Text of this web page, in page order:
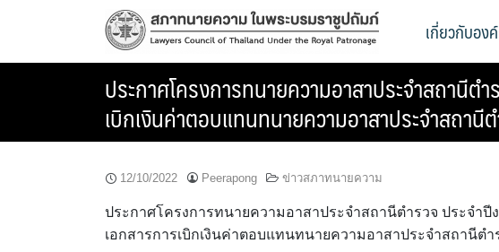
เกี่ยวกับอง
ประกาศโครงการทนายความอาสาประจำสถานี
เบิกเงินค่าตอบแทนทนายความอาสาประจำสถา
12/10/2022 Peerapong ข่าวสภาทนายความ
ประกาศโครงการทนายความอาสาประจำสถานีตำรวจ ประจำ
เอกสารการเบิกเงินค่าตอบแทนทนายความอาสาประจำสถานีต